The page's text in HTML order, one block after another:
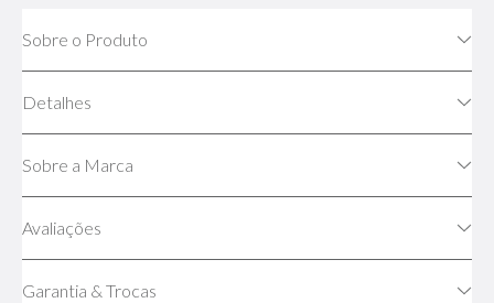
Sobre o Produto
Detalhes
Sobre a Marca
Avaliações
Garantia & Trocas